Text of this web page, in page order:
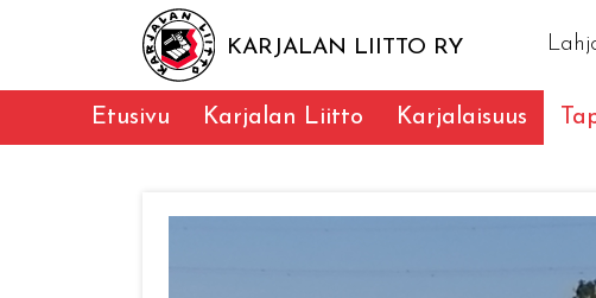
KARJALAN LIITTO RY
Etusivu Karjalan Liitto Karjalaisuus